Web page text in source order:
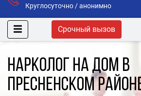
Круглосуточно / анонимно
Срочный вызов
Нарколог на дом в
Пресненском